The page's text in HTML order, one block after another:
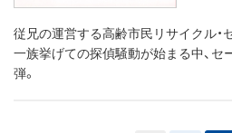
従兄の運営する高齢市民リサイクル・
一族挙げての探偵騒動が始まる中、セ
弾。